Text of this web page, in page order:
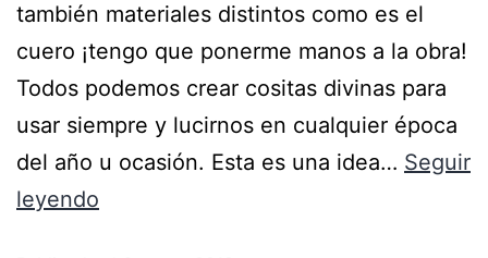
también materiales distintos como es el
cuero ¡tengo que ponerme manos a la obra!
Todos podemos crear cositas divinas para
usar siempre y lucirnos en cualquier época
del año u ocasión. Esta es una idea… Seguir
leyendo